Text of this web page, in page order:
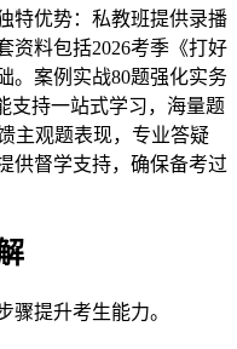
特优势：私教班提供录播
资料包括2026考季《打好
。案例实战80题强化实务
支持一站式学习，海量题
主观题表现，专业答疑
供督学支持，确保备考过
骤提升考生能力。